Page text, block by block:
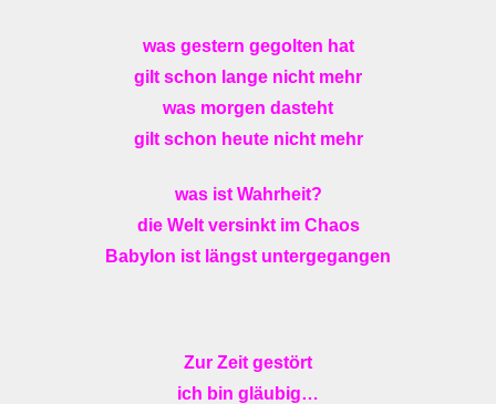
was gestern gegolten hat
gilt schon lange nicht mehr
was morgen dasteht
gilt schon heute nicht mehr
was ist Wahrheit?
die Welt versinkt im Chaos
Babylon ist längst untergegangen
Zur Zeit gestört
ich bin gläubig…